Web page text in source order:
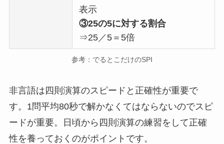
表示
③25の5に対する割合
⇒25／5＝5倍
参考：でるとこだけのSPI
非言語は四則演算のスピードと正確性が重要で
す。1問平均80秒で解かなくてはならないのでスピ
ードが重要。日頃から四則演算の練習をして正確
性を養っておくのがポイントです。